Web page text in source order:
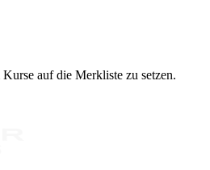
auf die Merkliste zu setzen.